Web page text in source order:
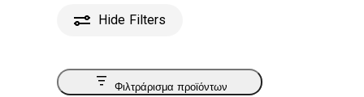
Hide Filters
Φιλτράρισμα προϊόντων